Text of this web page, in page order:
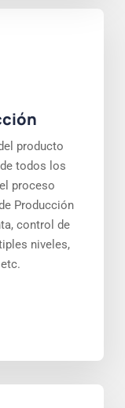
producto
todos los
proceso
Producción
control de
niveles,